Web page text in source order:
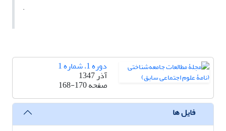
.
دوره 1، شماره 1
آذر 1347
صفحه168-170
فایل ها